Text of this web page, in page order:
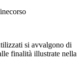
si avvalgono di
finalità illustrate nella